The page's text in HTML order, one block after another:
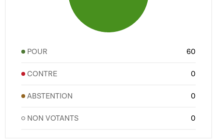
POUR 60
CONTRE 0
ABSTENTION 0
NON VOTANTS 0